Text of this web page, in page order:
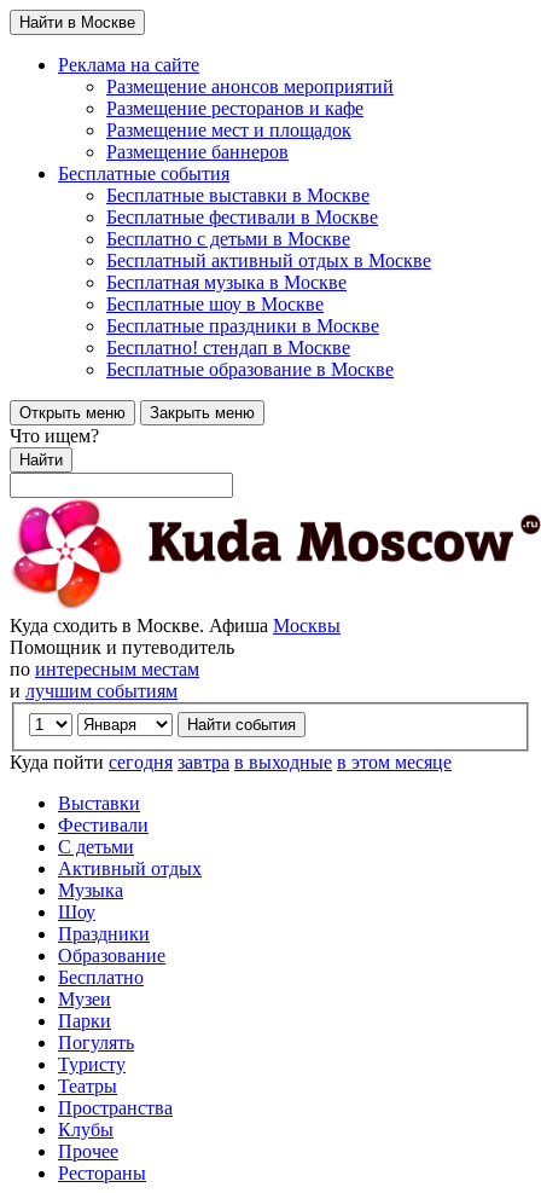
Найти в Москве
Реклама на сайте
Размещение анонсов мероприятий
Размещение ресторанов и кафе
Размещение мест и площадок
Размещение баннеров
Бесплатные события
Бесплатные выставки в Москве
Бесплатные фестивали в Москве
Бесплатно с детьми в Москве
Бесплатный активный отдых в Москве
Бесплатная музыка в Москве
Бесплатные шоу в Москве
Бесплатные праздники в Москве
Бесплатно! стендап в Москве
Бесплатные образование в Москве
Открыть меню Закрыть меню
Что ищем?
Найти
Куда сходить в Москве. Афиша Москвы
Помощник и путеводитель
по интересным местам
и лучшим событиям
Куда пойти сегодня завтра в выходные в этом месяце
Выставки
Фестивали
С детьми
Активный отдых
Музыка
Шоу
Праздники
Образование
Бесплатно
Музеи
Парки
Погулять
Туристу
Театры
Пространства
Клубы
Прочее
Рестораны